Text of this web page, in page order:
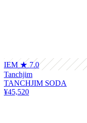
IEM ★ 7.0
Tanchjim
TANCHJIM SODA
¥45,520